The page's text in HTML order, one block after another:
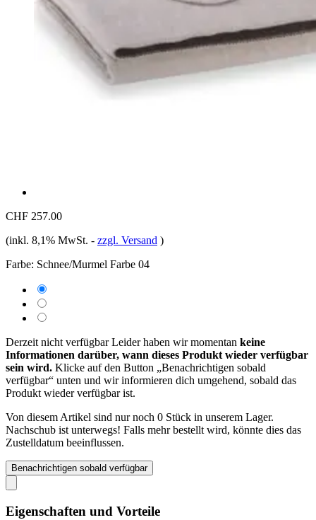
CHF 257.00
(inkl. 8,1% MwSt. - zzgl. Versand )
Farbe: Schnee/Murmel Farbe 04
Derzeit nicht verfügbarLeider haben wir momentan keine
Informationen darüber, wann dieses Produkt wieder verfügbar
sein wird. Klicke auf den Button „Benachrichtigen sobald
verfügbar“ unten und wir informieren dich umgehend, sobald das
Produkt wieder verfügbar ist.
Von diesem Artikel sind nur noch 0 Stück in unserem Lager.
Nachschub ist unterwegs! Falls mehr bestellt wird, könnte dies das
Zustelldatum beeinflussen.
Benachrichtigen sobald verfügbar
Eigenschaften und Vorteile